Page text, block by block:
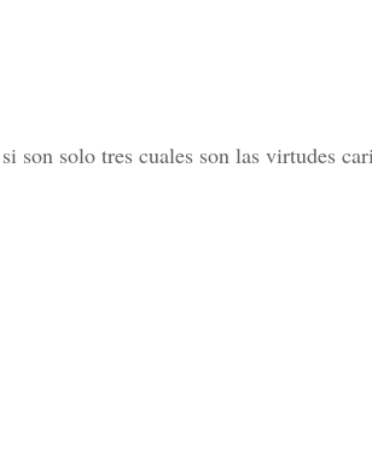
son solo tres cuales son las virtudes